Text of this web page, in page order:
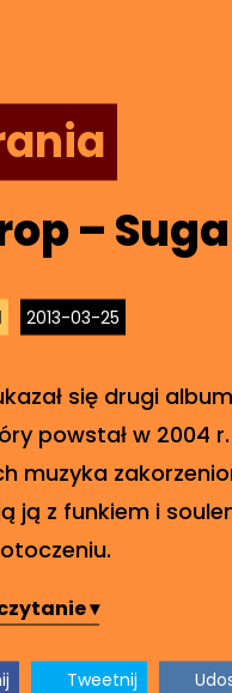
–
2013-03-25
się drugi
powstał w 2004
muzyka
ją z funkiem i
▾
Tweetnij